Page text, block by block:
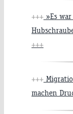
+++ »Es
+++
+++
machen